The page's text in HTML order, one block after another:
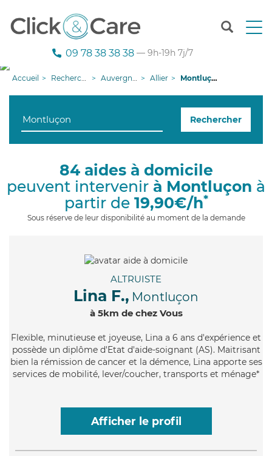
T
n
g
09 78 38 38 38 — 9h-19h 7j/7
Accueil Recherche aide à domicile Auvergne-Rhône-Alpes Allier Montluçon
Rechercher
84 aides à domicile
peuvent intervenir à Montluçon à
partir de 19,90€/h*
Sous réserve de leur disponibilité au moment de la demande
ALTRUISTE
Lina F., Montluçon
à 5km de chez Vous
Flexible, minutieuse et joyeuse, Lina a 6 ans d'expérience et
possède un diplôme d'Etat d'aide-soignant (AS). Maitrisant
bien la rémission de cancer et la démence, Lina apporte ses
services de mobilité, lever/coucher, transports et ménage*
Afficher le profil